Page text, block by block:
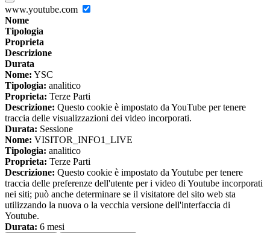
www.youtube.com
Nome
Tipologia
Proprieta
Descrizione
Durata
Nome: YSC
Tipologia: analitico
Proprieta: Terze Parti
Descrizione: Questo cookie è impostato da YouTube per tenere
traccia delle visualizzazioni dei video incorporati.
Durata: Sessione
Nome: VISITOR_INFO1_LIVE
Tipologia: analitico
Proprieta: Terze Parti
Descrizione: Questo cookie è impostato da Youtube per tenere
traccia delle preferenze dell'utente per i video di Youtube incorporati
nei siti; può anche determinare se il visitatore del sito web sta
utilizzando la nuova o la vecchia versione dell'interfaccia di
Youtube.
Durata: 6 mesi